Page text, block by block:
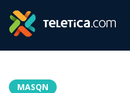
MASQN